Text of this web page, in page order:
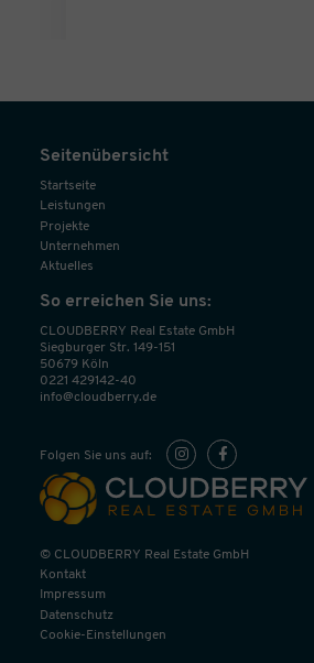
Seitenübersicht
Startseite
Leistungen
Projekte
Unternehmen
Aktuelles
So erreichen Sie uns:
CLOUDBERRY Real Estate GmbH
Siegburger Str. 149-151
50679 Köln
0221 429142-40
info@cloudberry.de
Folgen Sie uns auf:
© CLOUDBERRY Real Estate GmbH
Kontakt
Impressum
Datenschutz
Cookie-Einstellungen